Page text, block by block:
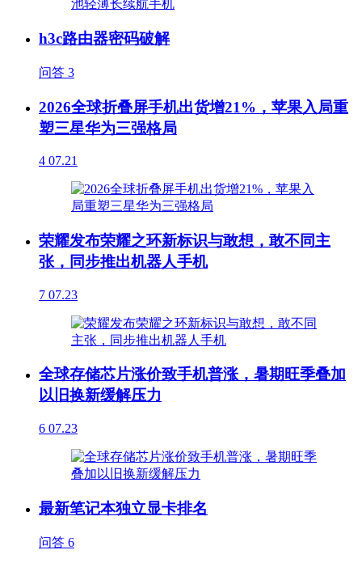
h3c路由器密码破解
问答 3
2026全球折叠屏手机出货增21%，苹果入局重
塑三星华为三强格局
4 07.21
荣耀发布荣耀之环新标识与敢想，敢不同主
张，同步推出机器人手机
7 07.23
全球存储芯片涨价致手机普涨，暑期旺季叠加
以旧换新缓解压力
6 07.23
最新笔记本独立显卡排名
问答 6